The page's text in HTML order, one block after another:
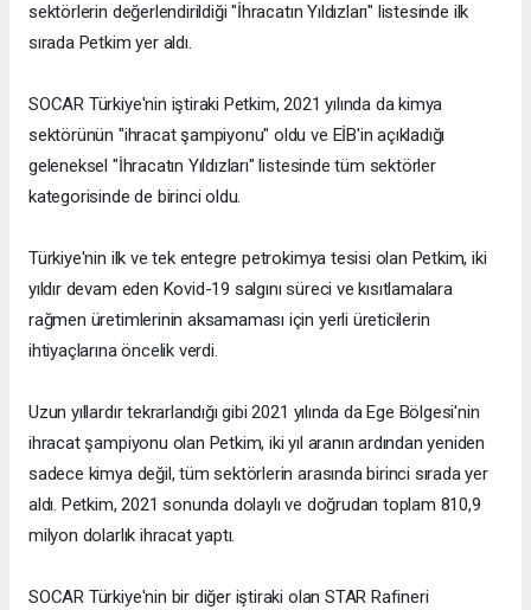
sektörlerin değerlendirildiği "İhracatın Yıldızları" listesinde ilk
sırada Petkim yer aldı.
SOCAR Türkiye'nin iştiraki Petkim, 2021 yılında da kimya
sektörünün "ihracat şampiyonu" oldu ve EİB'in açıkladığı
geleneksel "İhracatın Yıldızları" listesinde tüm sektörler
kategorisinde de birinci oldu.
Türkiye'nin ilk ve tek entegre petrokimya tesisi olan Petkim, iki
yıldır devam eden Kovid-19 salgını süreci ve kısıtlamalara
rağmen üretimlerinin aksamaması için yerli üreticilerin
ihtiyaçlarına öncelik verdi.
Uzun yıllardır tekrarlandığı gibi 2021 yılında da Ege Bölgesi'nin
ihracat şampiyonu olan Petkim, iki yıl aranın ardından yeniden
sadece kimya değil, tüm sektörlerin arasında birinci sırada yer
aldı. Petkim, 2021 sonunda dolaylı ve doğrudan toplam 810,9
milyon dolarlık ihracat yaptı.
SOCAR Türkiye'nin bir diğer iştiraki olan STAR Rafineri